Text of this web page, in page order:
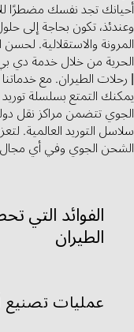
أحيانك تجد نفسك مضطرًا
وعندئذ، تكون بحاجة إلى
المرونة والاستقلالية.
الحرية من خلال خدمة دي
| رحلات الطيران. مع
يمكنك التمتع بسلسلة
الجوي تتضمن مراكز نقل
سلاسل التوريد العالمية.
الشحن الجوي وفي أي
الفوائد
الطيران
عمليات تصنيع